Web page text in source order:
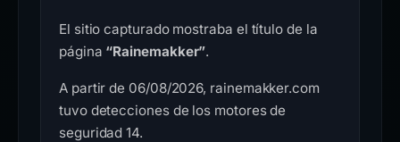
El sitio capturado mostraba el título de la
página “Rainemakker”.
A partir de 06/08/2026, rainemakker.com
tuvo detecciones de los motores de
seguridad 14.